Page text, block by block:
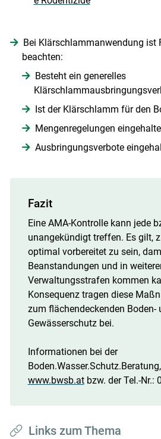
Bei Klärschlammanwendung ist
beachten:
Besteht ein generelles
Ist der Klärschlamm für den
Mengenregelungen
Ausbringungsverbote
Fazit
Eine AMA-Kontrolle kann jede
unangekündigt treffen. Es gilt,
optimal vorbereitet zu sein,
Beanstandungen und in
Verwaltungsstrafen kommen
Konsequenz tragen diese
zum flächendeckenden Boden-
Gewässerschutz bei.
Informationen bei der
www.bwsb.atbzw. der Tel.-Nr.:
Links zum Thema